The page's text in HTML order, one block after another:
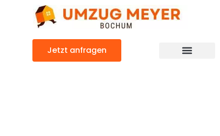
Jetzt anfragen